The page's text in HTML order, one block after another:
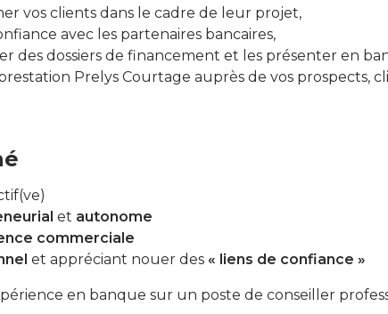
vos clients dans le cadre de leur projet,
avec les partenaires bancaires,
des dossiers de financement et les présenter en
Prelys Courtage auprès de vos prospects,
et autonome
commerciale
et appréciant nouer des « liens de confiance »
en banque sur un poste de conseiller